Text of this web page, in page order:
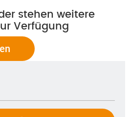
stehen weitere
Verfügung